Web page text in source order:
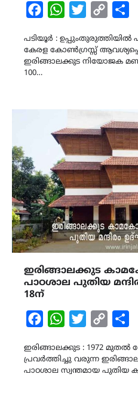
FacebookWhatsAppTwitterCopy
പടിയൂർ : ഉപ്പുംതുരുത്തിയിൽ
കേരള കോൺഗ്രസ്സ്
ഇരിങ്ങാലക്കുട നിയോജക
100…
ഇരിങ്ങാലക്കുട
പാഠശാല പുതിയ
18ന്
FacebookWhatsAppTwitterCopy
ഇരിങ്ങാലക്കുട : 1972 മുതൽ
പ്രവർത്തിച്ചു വരുന്ന
പാഠശാല സ്വന്തമായ പുതിയ